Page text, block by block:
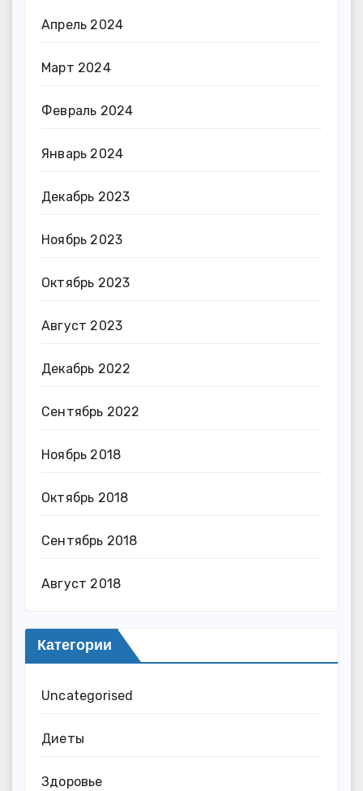
Апрель 2024
Март 2024
Февраль 2024
Январь 2024
Декабрь 2023
Ноябрь 2023
Октябрь 2023
Август 2023
Декабрь 2022
Сентябрь 2022
Ноябрь 2018
Октябрь 2018
Сентябрь 2018
Август 2018
Категории
Uncategorised
Диеты
Здоровье